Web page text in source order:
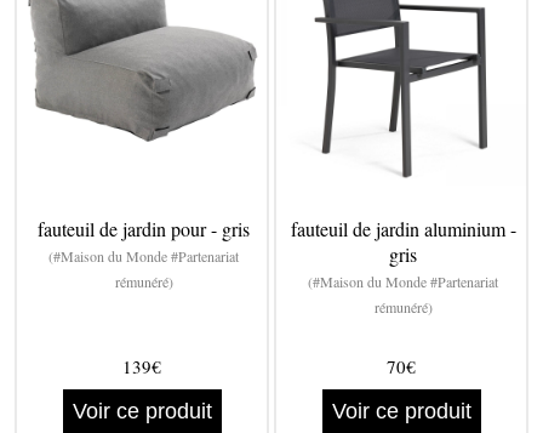
fauteuil de jardin pour - gris
(#Maison du Monde #Partenariat
rémunéré)
139€
Voir ce produit
fauteuil de jardin aluminium -
gris
(#Maison du Monde #Partenariat
rémunéré)
70€
Voir ce produit